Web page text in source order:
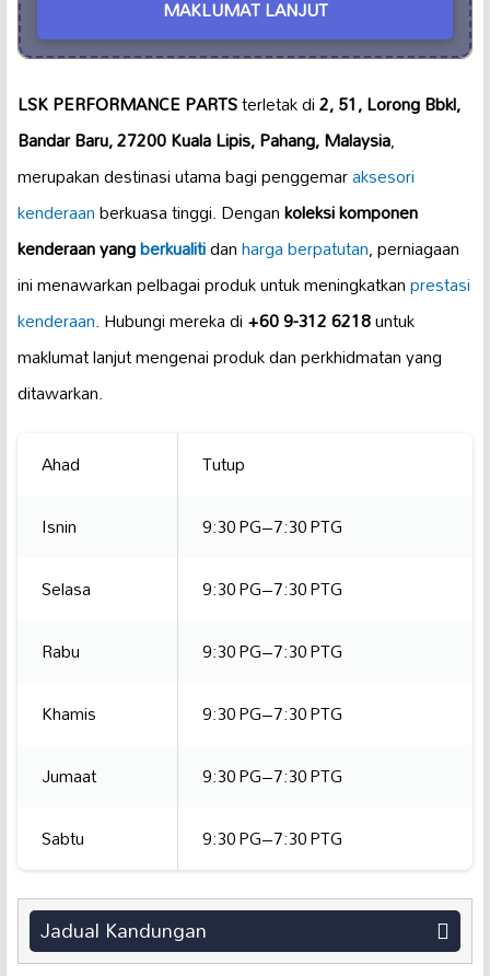
MAKLUMAT LANJUT
LSK PERFORMANCE PARTSterletak di2, 51, Lorong Bbkl,
Bandar Baru, 27200 Kuala Lipis, Pahang, Malaysia,
merupakan destinasi utama bagi penggemaraksesori
kenderaanberkuasa tinggi. Dengankoleksi komponen
kenderaan yangberkualitidanharga berpatutan, perniagaan
ini menawarkan pelbagai produk untuk meningkatkanprestasi
kenderaan. Hubungi mereka di+60 9-312 6218untuk
maklumat lanjut mengenai produk dan perkhidmatan yang
ditawarkan.
Ahad
Tutup
Isnin
9:30 PG–7:30 PTG
Selasa
9:30 PG–7:30 PTG
Rabu
9:30 PG–7:30 PTG
Khamis
9:30 PG–7:30 PTG
Jumaat
9:30 PG–7:30 PTG
Sabtu
9:30 PG–7:30 PTG
Jadual Kandungan